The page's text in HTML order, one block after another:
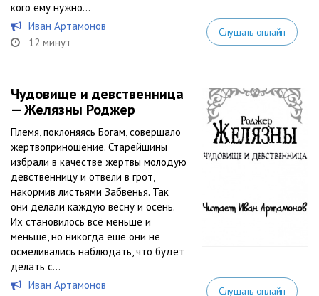
кого ему нужно...
Иван Артамонов
12 минут
Слушать онлайн
Чудовище и девственница
— Желязны Роджер
Племя, поклоняясь Богам, совершало
жертвоприношение. Старейшины
избрали в качестве жертвы молодую
девственницу и отвели в грот,
накормив листьями Забвенья. Так
они делали каждую весну и осень.
Их становилось всё меньше и
меньше, но никогда ещё они не
осмеливались наблюдать, что будет
делать с...
Иван Артамонов
Слушать онлайн